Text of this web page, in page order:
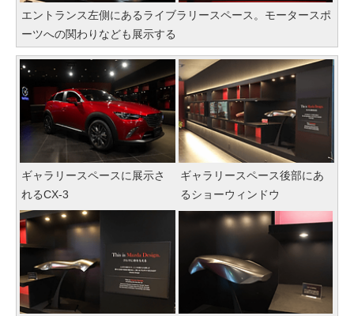
エントランス左側にあるライブラリースペース。モータースポ
ーツへの関わりなども展示する
ギャラリースペースに展示さ
れるCX-3
ギャラリースペース後部にあ
るショーウィンドウ